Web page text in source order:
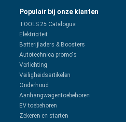
Populair bij onze klanten
TOOLS 25 Catalogus
Elektriciteit
Batterijladers & Boosters
Autotechnica promo's
Verlichting
Veiligheidsartikelen
Onderhoud
Aanhangwagentoebehoren
EV toebehoren
Zekeren en starten